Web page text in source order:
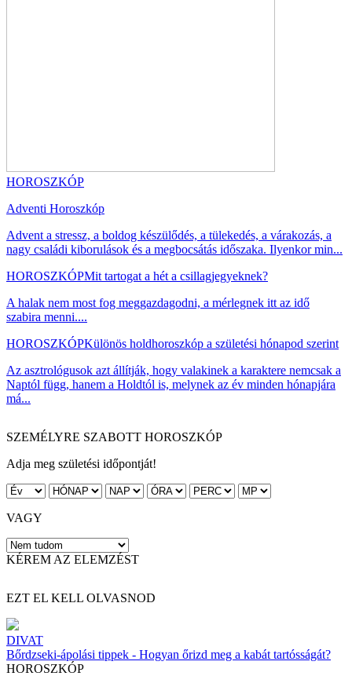
HOROSZKÓP
Adventi Horoszkóp
Advent a stressz, a boldog készülődés, a tülekedés, a várakozás, a
nagy családi kiborulások és a megbocsátás időszaka. Ilyenkor min...
HOROSZKÓPMit tartogat a hét a csillagjegyeknek?
A halak nem most fog meggazdagodni, a mérlegnek itt az idő
szabira menni....
HOROSZKÓPKülönös holdhoroszkóp a születési hónapod szerint
Az asztrológusok azt állítják, hogy valakinek a karaktere nemcsak a
Naptól függ, hanem a Holdtól is, melynek az év minden hónapjára
má...
SZEMÉLYRE SZABOTT HOROSZKÓP
Adja meg születési időpontját!
VAGY
KÉREM AZ ELEMZÉST
EZT EL KELL OLVASNOD
DIVAT
Bőrdzseki-ápolási tippek - Hogyan őrizd meg a kabát tartósságát?
HOROSZKÓP